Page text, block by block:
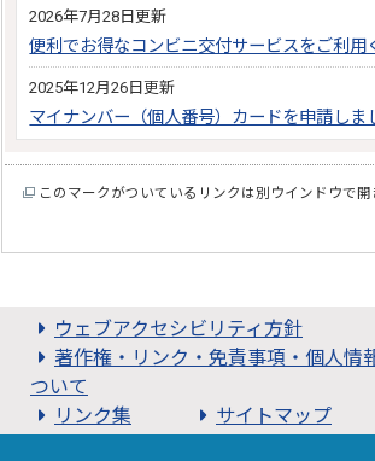
2026年7月28日更新
便利でお得なコンビニ交付サービスをご利用
2025年12月26日更新
マイナンバー（個人番号）カードを申請しま
このマークがついているリンクは別ウインドウで開
ウェブアクセシビリティ方針
著作権・リンク・免責事項・個人情
ついて
リンク集
サイトマップ